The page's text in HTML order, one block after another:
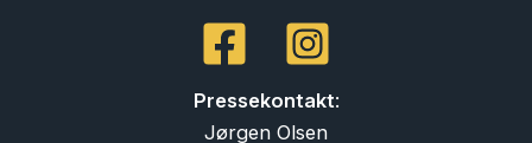
Pressekontakt:
Jørgen Olsen